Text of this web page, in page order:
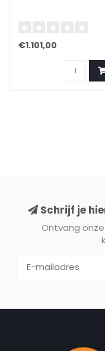
€1.101,00
Schrijf je
Ontvang